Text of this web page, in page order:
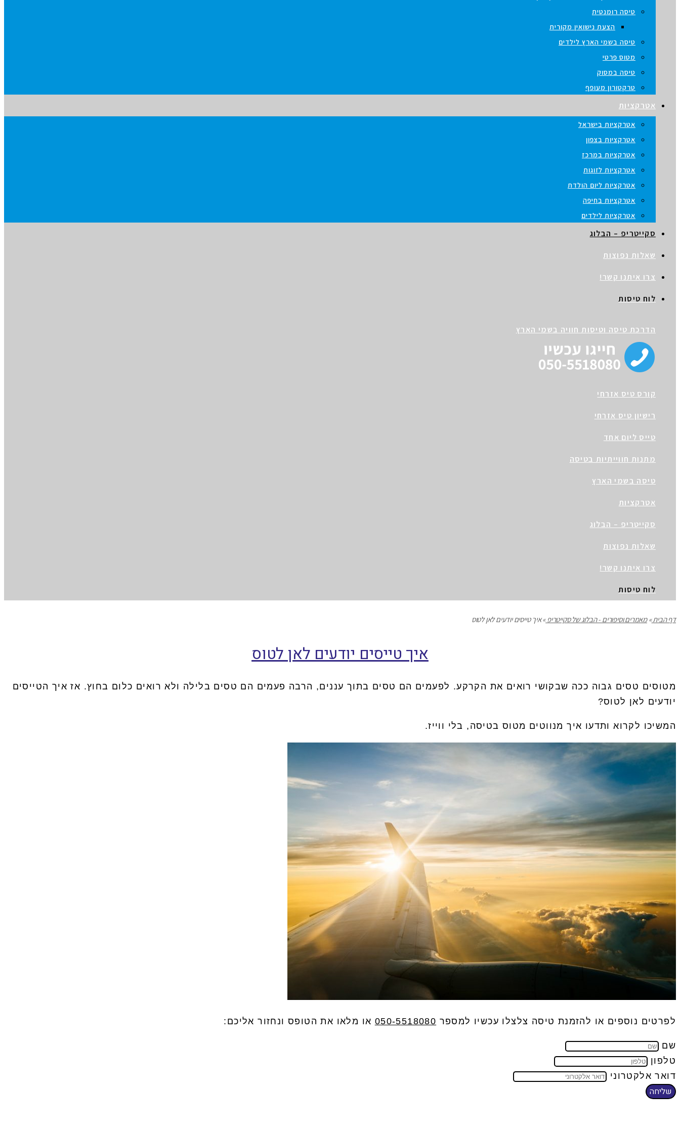
טיסה רומנטית
הצעת נישואין מקורית
טיסה בשמי הארץ לילדים
מטוס פרטי
טיסה במסוק
טרקטורון מעופף
אטרקציות
אטרקציות בישראל
אטרקציות בצפון
אטרקציות במרכז
אטרקציות לזוגות
אטרקציות ליום הולדת
אטרקציות בחיפה
אטרקציות לילדים
סקייטריפ – הבלוג
שאלות נפוצות
צרו איתנו קשר!
לוח טיסות
הדרכת טיסה וטיסות חוויה בשמי הארץ
קורס טיס אזרחי
רישיון טיס אזרחי
טייס ליום אחד
מתנות חווייתיות בטיסה
טיסה בשמי הארץ
אטרקציות
סקייטריפ – הבלוג
שאלות נפוצות
צרו איתנו קשר!
לוח טיסות
דף הבית» מאמרים וסיפורים - הבלוג של סקייטריפ »איך טייסים יודעים לאן לטוס
איך טייסים יודעים לאן לטוס
מטוסים טסים גבוה ככה שבקושי רואים את הקרקע. לפעמים הם טסים בתוך עננים, הרבה פעמים הם טסים בלילה ולא רואים כלום בחוץ. אז איך הטייסים
יודעים לאן לטוס?
המשיכו לקרוא ותדעו איך מנווטים מטוס בטיסה, בלי ווייז.
לפרטים נוספים או להזמנת טיסה צלצלו עכשיו למספר 050-5518080 או מלאו את הטופס ונחזור אליכם:
שם
טלפון
דואר אלקטרוני
שליחה